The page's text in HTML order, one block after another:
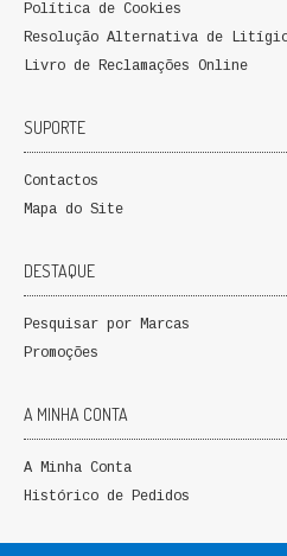
QUEM SOMOS
VER CARRINHO
CONTACTOS
Política de Cookies
Resolução Alternativa de
Livro de Reclamações Online
SUPORTE
Contactos
Mapa do Site
DESTAQUE
Pesquisar por Marcas
Promoções
A MINHA CONTA
A Minha Conta
Histórico de Pedidos